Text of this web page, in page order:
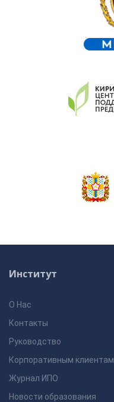
Институт
О Нас
Контакты
Руководство
Корпоративным клиентам
Журнал ИПО
Новости образования